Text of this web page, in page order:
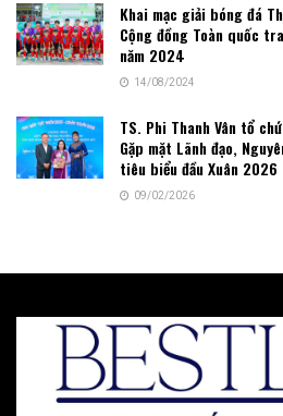
Khai mạc giải bóng đá
Cộng đồng Toàn quốc
năm 2024
14/08/2024
TS. Phi Thanh Vân tổ
Gặp mặt Lãnh đạo,
tiêu biểu đầu Xuân 2026
09/02/2026